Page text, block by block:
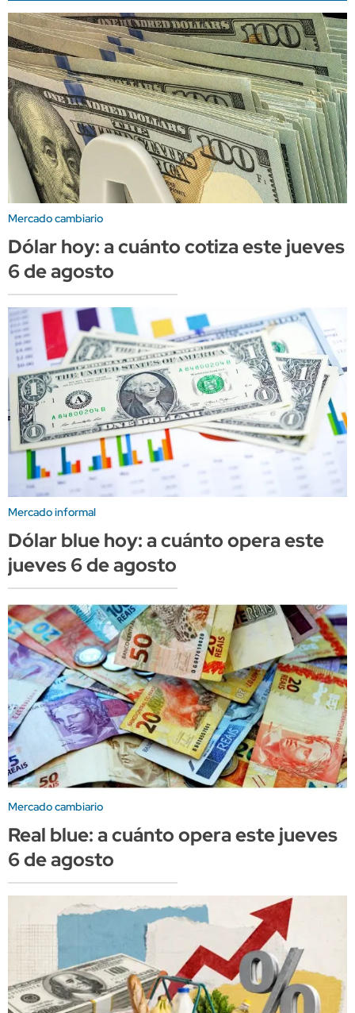
Mercado cambiario
Dólar hoy: a cuánto cotiza este jueves
6 de agosto
Mercado informal
Dólar blue hoy: a cuánto opera este
jueves 6 de agosto
Mercado cambiario
Real blue: a cuánto opera este jueves
6 de agosto